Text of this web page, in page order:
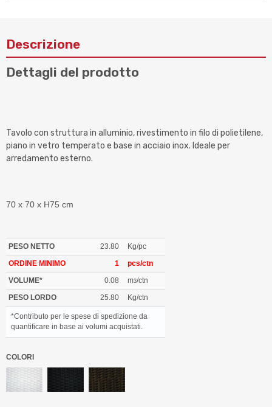
Descrizione
Dettagli del prodotto
Tavolo con struttura in alluminio, rivestimento in filo di polietilene,
piano in vetro temperato e base in acciaio inox. Ideale per
arredamento esterno.
70 x 70 x H75 cm
*Contributo per le spese di spedizione da
quantificare in base ai volumi acquistati.
PESO NETTO 23.80
Kg/pc
ORDINE MINIMO
1
pcs/ctn
VOLUME*
0.08 m3/ctn
PESO LORDO
25.80 Kg/ctn
COLORI